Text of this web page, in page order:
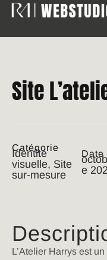
Site
Catégorie
Identité
visuelle, Site
sur-mesure
Date
e
L’Atelier Harrys est